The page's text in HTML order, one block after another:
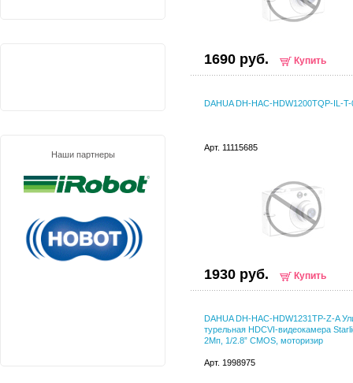
1690 руб. Купить
DAHUA DH-HAC-HDW1200TQP-IL-T-
Арт. 11115685
1930 руб. Купить
DAHUA DH-HAC-HDW1231TP-Z-A
турельная HDCVI-видеокамера
2Мп, 1/2.8” CMOS, моторизир
Арт. 1998975
Наши партнеры